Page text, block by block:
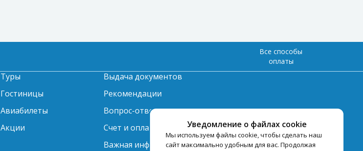
Уведомление о файлах cookie
Мы используем файлы cookie, чтобы сделать наш
сайт максимально удобным для вас. Продолжая
Все способы
оплаты
Туры
Гостиницы
Авиабилеты
Акции
Выдача документов
Рекомендации
Вопрос-ответ
Счет и оплата
Важная информация по